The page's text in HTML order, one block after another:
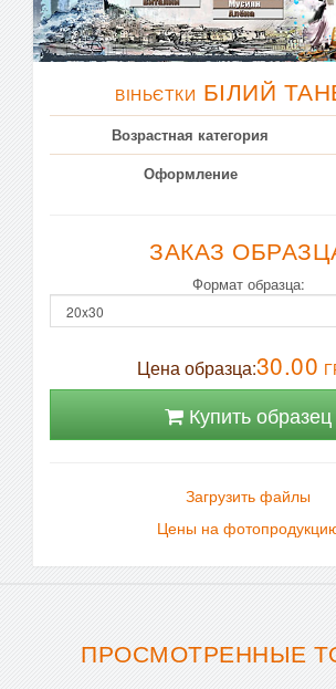
ВІНЬЄТКИ БІЛИЙ
Возрастная категория
Оформление
ЗАКАЗ
Формат образца:
Цена образца:30.00
Купить образец
Загрузить файлы
Цены на
ПРОСМОТРЕННЫЕ